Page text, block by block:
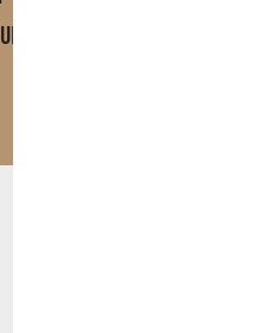
DU PAYS D'AUBAGNE